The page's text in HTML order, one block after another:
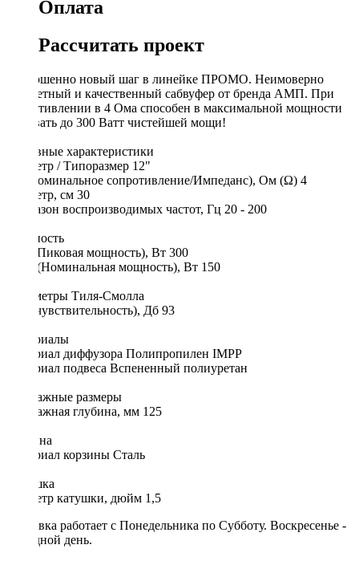
Оплата
Рассчитать проект
Совершенно новый шаг в линейке ПРОМО. Неимоверно
бюджетный и качественный сабвуфер от бренда АМП. При
сопротивлении в 4 Ома способен в максимальной мощности
выдавать до 300 Ватт чистейшей мощи!
Основные характеристики
Диаметр / Типоразмер 12"
Re (Номинальное сопротивление/Импеданс), Ом (Ω) 4
Диаметр, см 30
Диапазон воспроизводимых частот, Гц 20 - 200
Мощность
Max (Пиковая мощность), Вт 300
RMS (Номинальная мощность), Вт 150
Параметры Тиля-Смолла
SPL (чувствительность), Дб 93
Материалы
Материал диффузора Полипропилен IMPP
Материал подвеса Вспененный полиуретан
Монтажные размеры
Монтажная глубина, мм 125
Корзина
Материал корзины Сталь
Катушка
Диаметр катушки, дюйм 1,5
Доставка работает с Понедельника по Субботу. Воскресенье -
выходной день.